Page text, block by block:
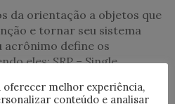
da orientação a objetos que
e tornar seu sistema
acrônimo define os
eles: SRP – Single
melhor experiência,
conteúdo e analisar